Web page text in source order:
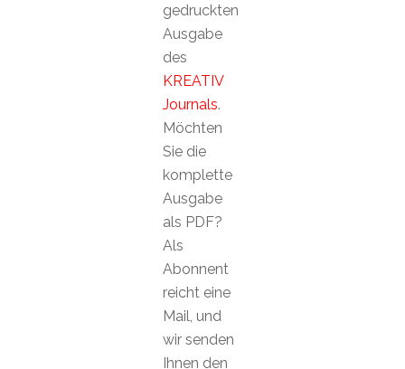
gedruckten
Ausgabe
des
KREATIV
Journals.
Möchten
Sie die
komplette
Ausgabe
als PDF?
Als
Abonnent
reicht eine
Mail, und
wir senden
Ihnen den